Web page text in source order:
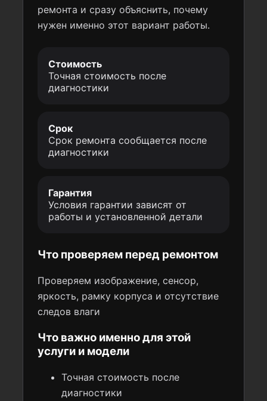
ремонта и сразу объяснить, почему
нужен именно этот вариант работы.
Стоимость
Точная стоимость после
диагностики
Срок
Срок ремонта сообщается после
диагностики
Гарантия
Условия гарантии зависят от
работы и установленной детали
Что проверяем перед ремонтом
Проверяем изображение, сенсор,
яркость, рамку корпуса и отсутствие
следов влаги
Что важно именно для этой
услуги и модели
Точная стоимость после
диагностики